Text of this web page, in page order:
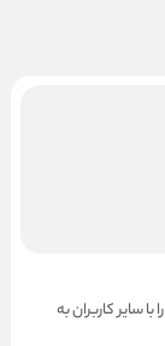
سایر کاربران به